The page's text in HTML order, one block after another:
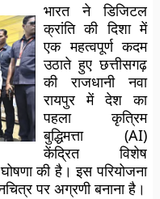
भारत ने डिजिटल
क्रांति की दिशा में
एक महत्वपूर्ण कदम
उठाते हुए छत्तीसगढ़
की राजधानी नवा
रायपुर में देश का
पहला कृत्रिम
बुद्धिमत्ता (AI)
केंद्रित विशेष
की है। इस परियोजना
पर अग्रणी बनाना है।